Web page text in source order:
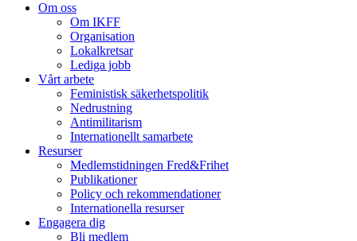
Om oss
Om IKFF
Organisation
Lokalkretsar
Lediga jobb
Vårt arbete
Feministisk säkerhetspolitik
Nedrustning
Antimilitarism
Internationellt samarbete
Resurser
Medlemstidningen Fred&Frihet
Publikationer
Policy och rekommendationer
Internationella resurser
Engagera dig
Bli medlem